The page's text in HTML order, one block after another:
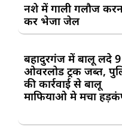
नशे में गाली गलौज
कर भेजा जेल
बहादुरगंज में बालू लदे 9
ओवरलोड ट्रक जब्त,
की कार्रवाई से बालू
माफियाओ मे मचा